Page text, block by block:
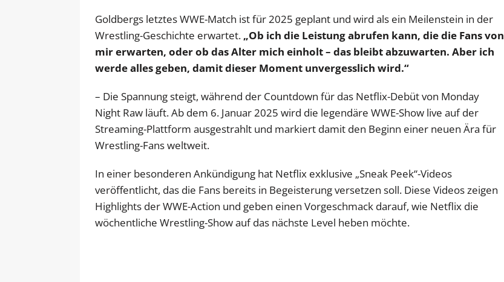
Goldbergs letztes WWE-Match ist für 2025 geplant und wird als ein Meilenstein in der
Wrestling-Geschichte erwartet. „Ob ich die Leistung abrufen kann, die die Fans von
mir erwarten, oder ob das Alter mich einholt – das bleibt abzuwarten. Aber ich
werde alles geben, damit dieser Moment unvergesslich wird.“
– Die Spannung steigt, während der Countdown für das Netflix-Debüt von Monday
Night Raw läuft. Ab dem 6. Januar 2025 wird die legendäre WWE-Show live auf der
Streaming-Plattform ausgestrahlt und markiert damit den Beginn einer neuen Ära für
Wrestling-Fans weltweit.
In einer besonderen Ankündigung hat Netflix exklusive „Sneak Peek“-Videos
veröffentlicht, das die Fans bereits in Begeisterung versetzen soll. Diese Videos zeigen
Highlights der WWE-Action und geben einen Vorgeschmack darauf, wie Netflix die
wöchentliche Wrestling-Show auf das nächste Level heben möchte.